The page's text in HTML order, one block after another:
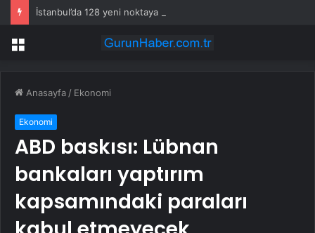
İstanbul’da 128 yeni noktaya daha EDS geliyor
Menü
Anasayfa / Ekonomi
Ekonomi
ABD baskısı: Lübnan
bankaları yaptırım
kapsamındaki paraları